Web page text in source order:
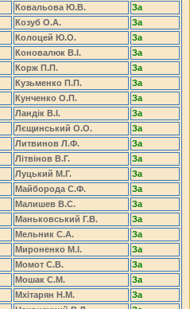
Ковальова Ю.В.
За
Козуб О.А.
За
Колоцей Ю.О.
За
Коновалюк В.І.
За
Корж П.П.
За
Кузьменко П.П.
За
Кунченко О.П.
За
Ландік В.І.
За
Лєщинський О.О.
За
Литвинов Л.Ф.
За
Літвінов В.Г.
За
Луцький М.Г.
За
Майборода С.Ф.
За
Малишев В.С.
За
Маньковський Г.В.
За
Мельник С.А.
За
Мироненко М.І.
За
Момот С.В.
За
Мошак С.М.
За
Мхітарян Н.М.
За